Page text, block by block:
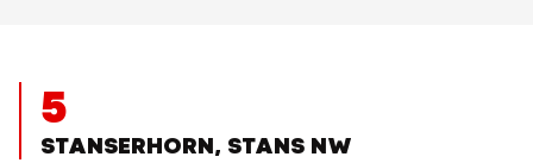
5
STANSERHORN, STANS NW